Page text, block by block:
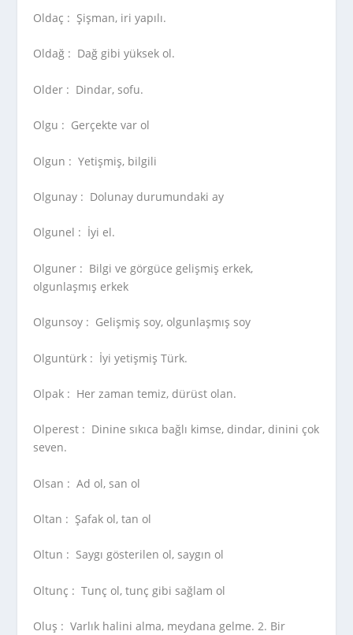
Oldaç : Şişman, iri yapılı.
Oldağ : Dağ gibi yüksek ol.
Older : Dindar, sofu.
Olgu : Gerçekte var ol
Olgun : Yetişmiş, bilgili
Olgunay : Dolunay durumundaki ay
Olgunel : İyi el.
Olguner : Bilgi ve görgüce gelişmiş erkek,
olgunlaşmış erkek
Olgunsoy : Gelişmiş soy, olgunlaşmış soy
Olguntürk : İyi yetişmiş Türk.
Olpak : Her zaman temiz, dürüst olan.
Olperest : Dinine sıkıca bağlı kimse, dindar, dinini çok
seven.
Olsan : Ad ol, san ol
Oltan : Şafak ol, tan ol
Oltun : Saygı gösterilen ol, saygın ol
Oltunç : Tunç ol, tunç gibi sağlam ol
Oluş : Varlık halini alma, meydana gelme. 2. Bir